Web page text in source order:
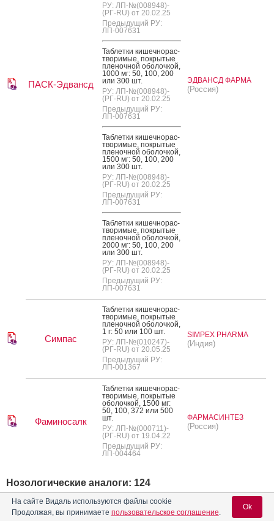
ПАСК-Эдвансд
РУ: ЛП-№(008948)-
(РГ-RU) от 20.02.25
Предыдущий РУ:
ЛП-007631
Таб­летки ки­шеч­но­рас­
тво­римые, пок­ры­тые
пле­ноч­ной обо­лоч­кой,
1000 мг: 50, 100, 200
или 300 шт.
РУ: ЛП-№(008948)-
(РГ-RU) от 20.02.25
Предыдущий РУ:
ЛП-007631
Таб­летки ки­шеч­но­рас­
тво­римые, пок­ры­тые
пле­ноч­ной обо­лоч­кой,
1500 мг: 50, 100, 200
или 300 шт.
РУ: ЛП-№(008948)-
(РГ-RU) от 20.02.25
Предыдущий РУ:
ЛП-007631
Таб­летки ки­шеч­но­рас­
тво­римые, пок­ры­тые
пле­ноч­ной обо­лоч­кой,
2000 мг: 50, 100, 200
или 300 шт.
РУ: ЛП-№(008948)-
(РГ-RU) от 20.02.25
Предыдущий РУ:
ЛП-007631
ЭДВАНСД ФАРМА
(Россия)
Симпас
Таб­летки ки­шеч­но­рас­
тво­римые, пок­ры­тые
пле­ноч­ной обо­лоч­кой,
1 г: 50 или 100 шт.
РУ: ЛП-№(010247)-
(РГ-RU) от 20.05.25
Предыдущий РУ:
ЛП-001367
SIMPEX PHARMA
(Индия)
Фаминосалк
Таб­летки ки­шеч­но­рас­
тво­римые, пок­ры­тые
обо­лоч­кой, 1500 мг:
50, 100, 372 или 500
шт.
РУ: ЛП-№(000711)-
(РГ-RU) от 19.04.22
Предыдущий РУ:
ЛП-004464
ФАРМАСИНТЕЗ
(Россия)
Нозологические аналоги: 124
Владелец рег. уд.
На сайте Видаль используются файлы cookie
Продолжая, вы принимаете пользовательское соглашение.
Ok